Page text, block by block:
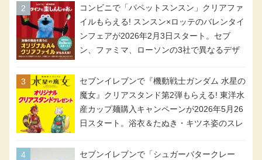
アメリカンドッグが税抜き69円!
コンビニで「パペットスンスン」クリアファ
イルもらえる! スンスン×ロッテのバレンタイ
ンフェアが2026年2月3日スタート。セブ
ン、ファミマ、ローソンの3社で異なるデザ
セブンイレブンで『機動戦士ガンダム 水星の
魔女』クリアスタンド第2弾もらえる! 東洋水
産カップ麺購入キャンペーンが2026年5月26
日スタート。浴衣＆たぬき・キツネ姿のスレ
号・5号) / シャディクが全6種のクリアスタ
セブンイレブンで「シュガーバタークレー